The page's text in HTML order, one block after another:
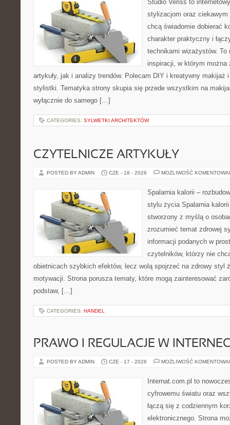
Studio Veriss to
stylizacjom oraz ciekawym
chcą świadomie dobierać
charakter praktyczny i
technikami wizażystów. To
inspiracji, w którym
artykuły, jak i analizy trendów. Polecam DIY i kreatywny makijaż
stylistki. Tematyka strony skupia się przede wszystkim na
wyłącznie do samego […]
CATEGORIES: SYLWETKI ARCHITEKTÓW
CZYTELNICZE ARTYKUŁY
POSTED BY ADMIN CZE - 18 - 2026 MOŻLIWOŚĆ
Spalarnia kalorii –
stylu życia Spalarnia
stworzony z myślą o
zrozumieć temat zdrowej
informacji podanych w
czytelników, którzy nie
obietnicach szybkich efektów, lecz wolą spojrzeć na zdrowy styl
motywacji. Strona porusza tematy, które mogą zainteresować
podstaw, […]
CATEGORIES: HANDEL
PRAWO I REGULACJE W
POSTED BY ADMIN CZE - 17 - 2026 MOŻLIWOŚĆ
Internat.com.pl to
cyfrowemu światu oraz
łączą się z codziennym
elektronicznego. Strona